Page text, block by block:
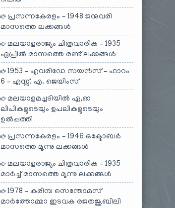
പ്രസന്നകേരളം – 1948 ജനുവരി
മാസത്തെ ലക്കങ്ങൾ
മലയാളരാജ്യം ചിത്രവാരിക – 1935
ഏപ്രിൽ മാസത്തെ രണ്ട് ലക്കങ്ങൾ
1953 – എവരിഡേ സയൻസ് – ഫാറം
6 – എസ്സ്. എ. ജെയിംസ്
മലയാളമച്ചടിയിൽ ഏ,ഓ
ലിപികളുടെയും ഉപലികളുടെയും
ഉൽപ്പത്തി
പ്രസന്നകേരളം – 1946 ഒക്ടോബർ
മാസത്തെ മൂന്നു ലക്കങ്ങൾ
മലയാളരാജ്യം ചിത്രവാരിക – 1935
മാർച്ച് മാസത്തെ മൂന്നു ലക്കങ്ങൾ
1978 – കരിമ്പ സെന്തോമസ്
മാർത്തോമ്മാ ഇടവക രജതജൂബിലി